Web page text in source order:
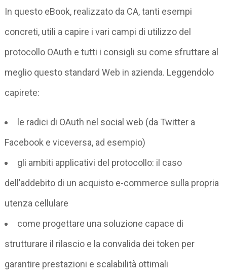
In questo eBook, realizzato da CA, tanti esempi
concreti, utili a capire i vari campi di utilizzo del
protocollo OAuth e tutti i consigli su come sfruttare al
meglio questo standard Web in azienda. Leggendolo
capirete:
le radici di OAuth nel social web (da Twitter a
Facebook e viceversa, ad esempio)
gli ambiti applicativi del protocollo: il caso
dell’addebito di un acquisto e-commerce sulla propria
utenza cellulare
come progettare una soluzione capace di
strutturare il rilascio e la convalida dei token per
garantire prestazioni e scalabilità ottimali